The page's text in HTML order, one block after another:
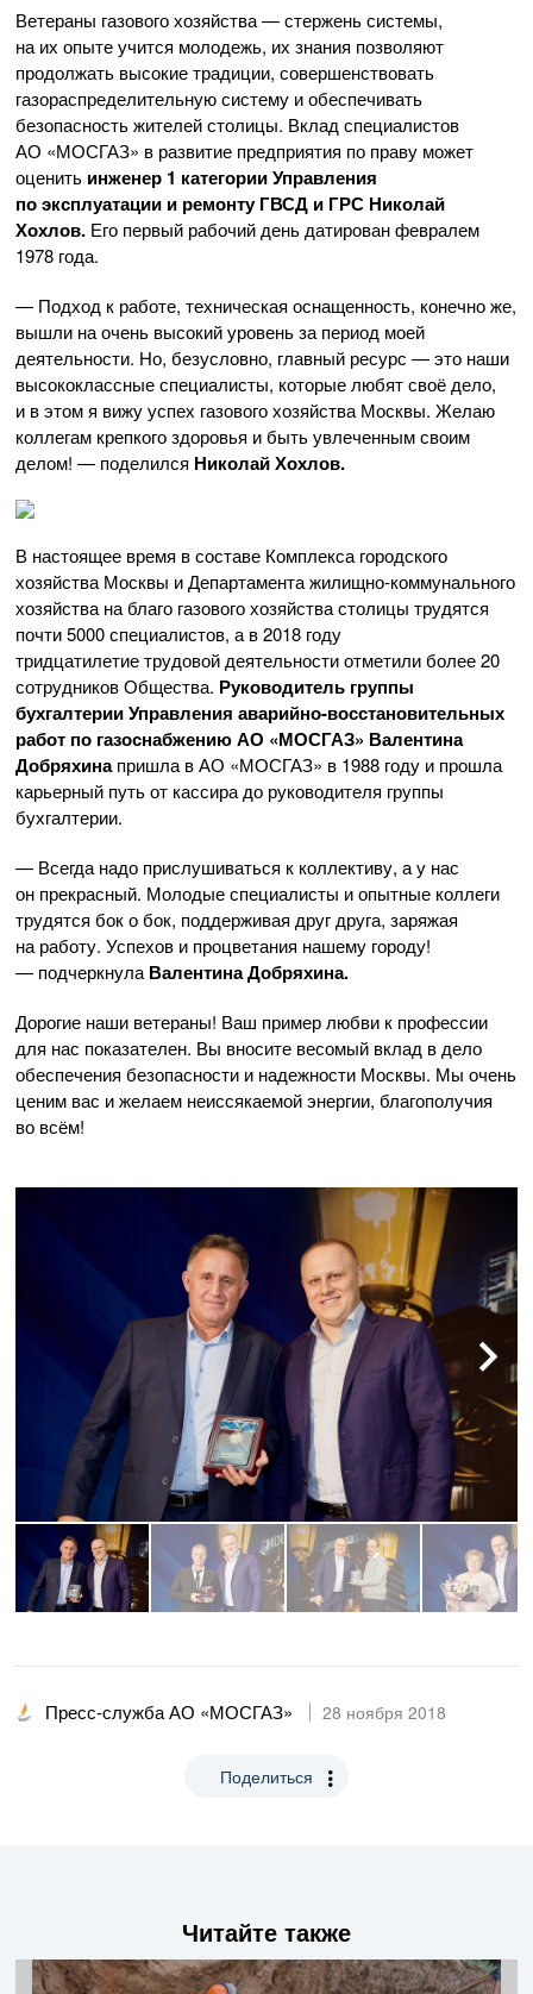
Ветераны газового хозяйства — стержень системы,
на их опыте учится молодежь, их знания позволяют
продолжать высокие традиции, совершенствовать
газораспределительную систему и обеспечивать
безопасность жителей столицы. Вклад специалистов
АО «МОСГАЗ» в развитие предприятия по праву может
оценить инженер 1 категории Управления
по эксплуатации и ремонту ГВСД и ГРС Николай
Хохлов. Его первый рабочий день датирован февралем
1978 года.
— Подход к работе, техническая оснащенность, конечно же,
вышли на очень высокий уровень за период моей
деятельности. Но, безусловно, главный ресурс — это наши
высококлассные специалисты, которые любят своё дело,
и в этом я вижу успех газового хозяйства Москвы. Желаю
коллегам крепкого здоровья и быть увлеченным своим
делом! — поделился Николай Хохлов.
В настоящее время в составе Комплекса городского
хозяйства Москвы и Департаментажилищно-коммунального
хозяйства на благо газового хозяйства столицы трудятся
почти 5000 специалистов, а в 2018 году
тридцатилетие трудовой деятельности отметили более 20
сотрудников Общества. Руководитель группы
бухгалтерии Управления аварийно-восстановительных
работ по газоснабжениюАО «МОСГАЗ» Валентина
Добряхинапришла вАО «МОСГАЗ» в 1988 году и прошла
карьерный путь от кассира до руководителя группы
бухгалтерии.
— Всегда надо прислушиваться к коллективу, а у нас
он прекрасный. Молодые специалисты и опытные коллеги
трудятся бок о бок, поддерживая друг друга, заряжая
на работу. Успехов и процветания нашему городу!
— подчеркнула Валентина Добряхина.
Дорогие наши ветераны! Ваш пример любви к профессии
для нас показателен. Вы вносите весомый вклад в дело
обеспечения безопасности и надежности Москвы. Мы очень
ценим вас и желаем неиссякаемой энергии, благополучия
во всём!
Пресс-служба АО «МОСГАЗ» 28 ноября 2018
Поделиться
Читайте также